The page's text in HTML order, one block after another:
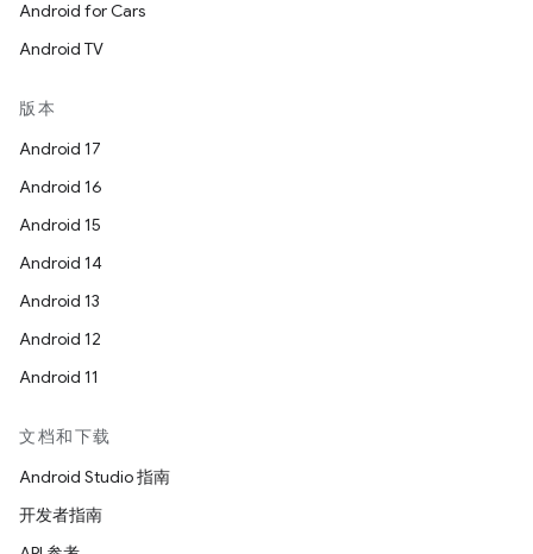
Android for Cars
Android TV
版本
Android 17
Android 16
Android 15
Android 14
Android 13
Android 12
Android 11
文档和下载
Android Studio 指南
开发者指南